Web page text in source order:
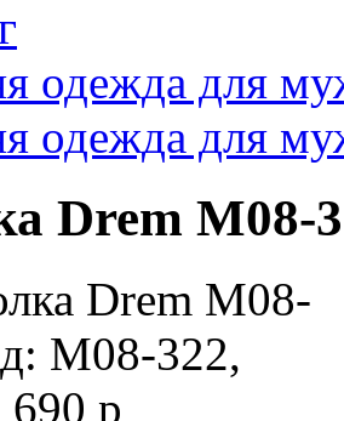
одежда для
одежда для
Drem M08-